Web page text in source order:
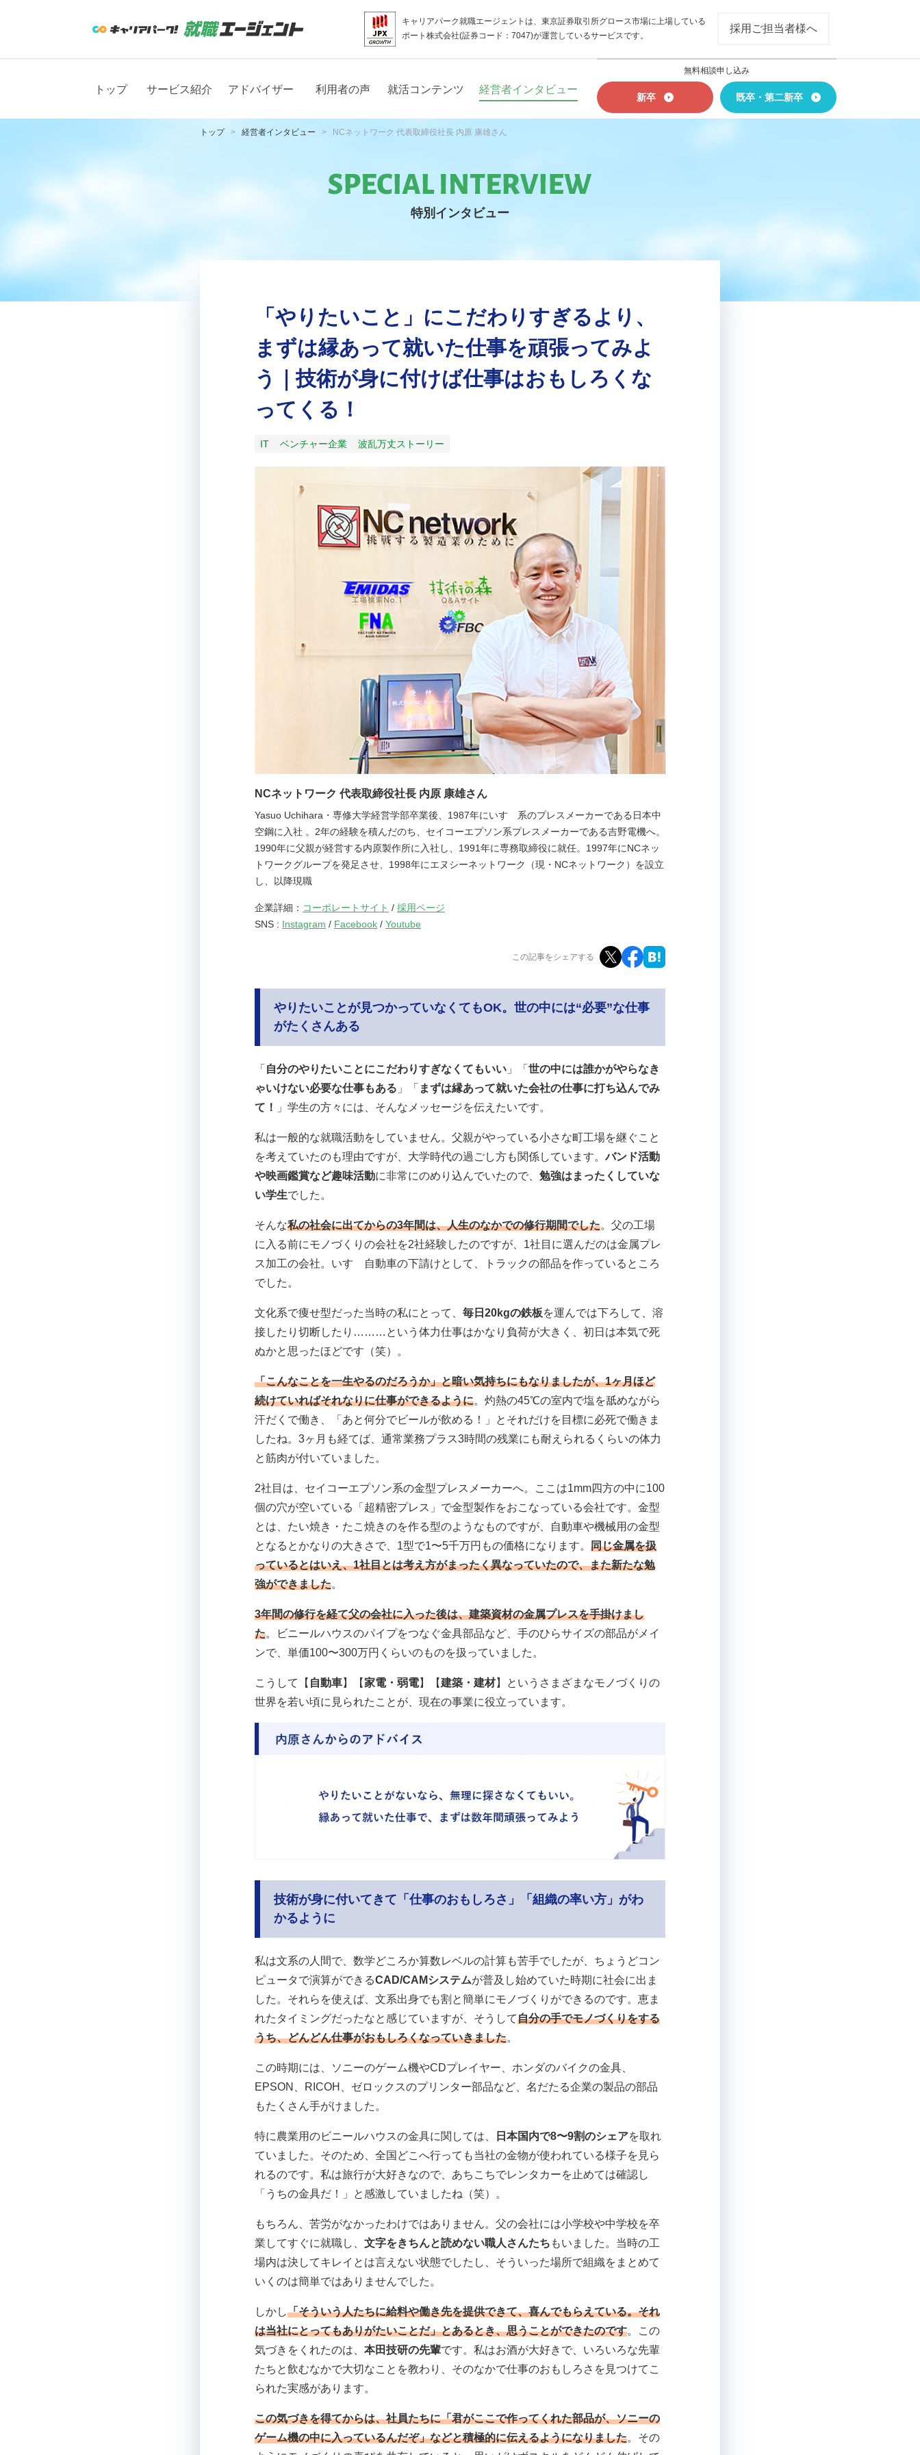
キャリアパーク就職エージェントは、東京証券取引所グロース市場に上場している
ポート株式会社(証券コード：7047)が運営しているサービスです。
採用ご担当者様へ
トップ サービス紹介 アドバイザー 利用者の声 就活コンテンツ 経営者インタビュー
無料相談申し込み
新卒 既卒・第二新卒
トップ 経営者インタビュー NCネットワーク 代表取締役社長 内原 康雄さん
特別インタビュー
「やりたいこと」にこだわりすぎるより、
まずは縁あって就いた仕事を頑張ってみよ
う｜技術が身に付けば仕事はおもしろくな
ってくる！
IT ベンチャー企業 波乱万丈ストーリー
NCネットワーク 代表取締役社長 内原 康雄さん
Yasuo Uchihara・専修大学経営学部卒業後、1987年にいすゞ系のプレスメーカーである日本中
空鋼に入社 。2年の経験を積んだのち、セイコーエプソン系プレスメーカーである吉野電機へ。
1990年に父親が経営する内原製作所に入社し、1991年に専務取締役に就任。1997年にNCネッ
トワークグループを発足させ、1998年にエヌシーネットワーク（現・NCネットワーク）を設立
し、以降現職
企業詳細： コーポレートサイト / 採用ページ
SNS : Instagram / Facebook / Youtube
この記事をシェアする
やりたいことが見つかっていなくてもOK。世の中には“必要”な仕事
がたくさんある
「 自分のやりたいことにこだわりすぎなくてもいい 」「 世の中には誰かがやらなき
ゃいけない必要な仕事もある 」「 まずは縁あって就いた会社の仕事に打ち込んでみ
て！
」学生の方々には、そんなメッセージを伝えたいです。
私は一般的な就職活動をしていません。父親がやっている小さな町工場を継ぐこと
を考えていたのも理由ですが、大学時代の過ごし方も関係しています。バンド活動
や映画鑑賞など趣味活動に非常にのめり込んでいたので、 勉強はまったくしていな
い学生でした。
そんな私の社会に出てからの3年間は、人生のなかでの修行期間でした。父の工場
に入る前にモノづくりの会社を2社経験したのですが、1社目に選んだのは金属プレ
ス加工の会社。いすゞ自動車の下請けとして、トラックの部品を作っているところ
でした。
文化系で痩せ型だった当時の私にとって、 毎日20kgの鉄板を運んでは下ろして、溶
接したり切断したり………という体力仕事はかなり負荷が大きく、初日は本気で死
ぬかと思ったほどです（笑）。
「こんなことを一生やるのだろうか」と暗い気持ちにもなりましたが、1ヶ月ほど
続けていればそれなりに仕事ができるように。灼熱の45℃の室内で塩を舐めながら
汗だくで働き、「あと何分でビールが飲める！」とそれだけを目標に必死で働きま
したね。3ヶ月も経てば、通常業務プラス3時間の残業にも耐えられるくらいの体力
と筋肉が付いていました。
2社目は、セイコーエプソン系の金型プレスメーカーへ。ここは1mm四方の中に100
個の穴が空いている「超精密プレス」で金型製作をおこなっている会社です。金型
とは、たい焼き・たこ焼きのを作る型のようなものですが、自動車や機械用の金型
となるとかなりの大きさで、1型で1〜5千万円もの価格になります。 同じ金属を扱
っているとはいえ、1社目とは考え方がまったく異なっていたので、また新たな勉
強ができました。
3年間の修行を経て父の会社に入った後は、建築資材の金属プレスを手掛けまし
た。ビニールハウスのパイプをつなぐ金具部品など、手のひらサイズの部品がメイ
ンで、単価100〜300万円くらいのものを扱っていました。
こうして【 自動車】【家電・弱電】【建築・建材】というさまざまなモノづくりの
世界を若い頃に見られたことが、現在の事業に役立っています。
技術が身に付いてきて「仕事のおもしろさ」「組織の率い方」がわ
かるように
私は文系の人間で、数学どころか算数レベルの計算も苦手でしたが、ちょうどコン
ピュータで演算ができるCAD/CAMシステムが普及し始めていた時期に社会に出ま
した。それらを使えば、文系出身でも割と簡単にモノづくりができるのです。恵ま
れたタイミングだったなと感じていますが、そうして自分の手でモノづくりをする
うち、どんどん仕事がおもしろくなっていきました。
この時期には、ソニーのゲーム機やCDプレイヤー、ホンダのバイクの金具、
EPSON、RICOH、ゼロックスのプリンター部品など、名だたる企業の製品の部品
もたくさん手がけました。
特に農業用のビニールハウスの金具に関しては、 日本国内で8〜9割のシェアを取れ
ていました。そのため、全国どこへ行っても当社の金物が使われている様子を見ら
れるのです。私は旅行が大好きなので、あちこちでレンタカーを止めては確認し
「うちの金具だ！」と感激していましたね（笑）。
もちろん、苦労がなかったわけではありません。父の会社には小学校や中学校を卒
業してすぐに就職し、 文字をきちんと読めない職人さんたち もいました。当時の工
場内は決してキレイとは言えない状態でしたし、そういった場所で組織をまとめて
いくのは簡単ではありませんでした。
しかし「そういう人たちに給料や働き先を提供できて、喜んでもらえている。それ
は当社にとってもありがたいことだ」とあるとき、思うことができたのです。この
気づきをくれたのは、 本田技研の先輩です。私はお酒が大好きで、いろいろな先輩
たちと飲むなかで大切なことを教わり、そのなかで仕事のおもしろさを見つけてこ
られた実感があります。
この気づきを得てからは、社員たちに「君がここで作ってくれた部品が、ソニーの
ゲーム機の中に入っているんだぞ」などと積極的に伝えるようになりました。その